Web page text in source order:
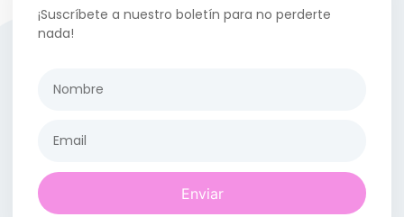
¡Suscríbete a nuestro boletín para no perderte
nada!
Enviar